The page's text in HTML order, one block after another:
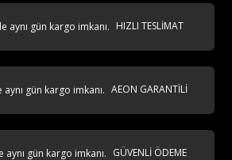
HIZLI TESLİMAT
AEON GARANTİLİ
GÜVENLİ ÖDEME